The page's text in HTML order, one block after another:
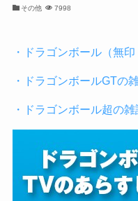
その他 7998
・ドラゴンボール（無
・ドラゴンボールGTの
・ドラゴンボール超の雑